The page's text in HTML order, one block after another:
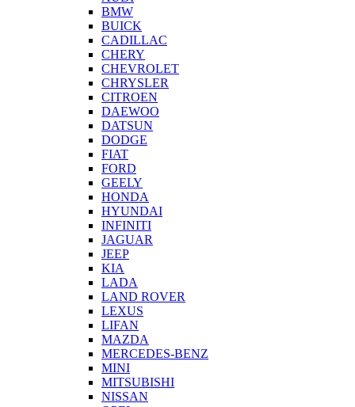
BMW
BUICK
CADILLAC
CHERY
CHEVROLET
CHRYSLER
CITROEN
DAEWOO
DATSUN
DODGE
FIAT
FORD
GEELY
HONDA
HYUNDAI
INFINITI
JAGUAR
JEEP
KIA
LADA
LAND ROVER
LEXUS
LIFAN
MAZDA
MERCEDES-BENZ
MINI
MITSUBISHI
NISSAN